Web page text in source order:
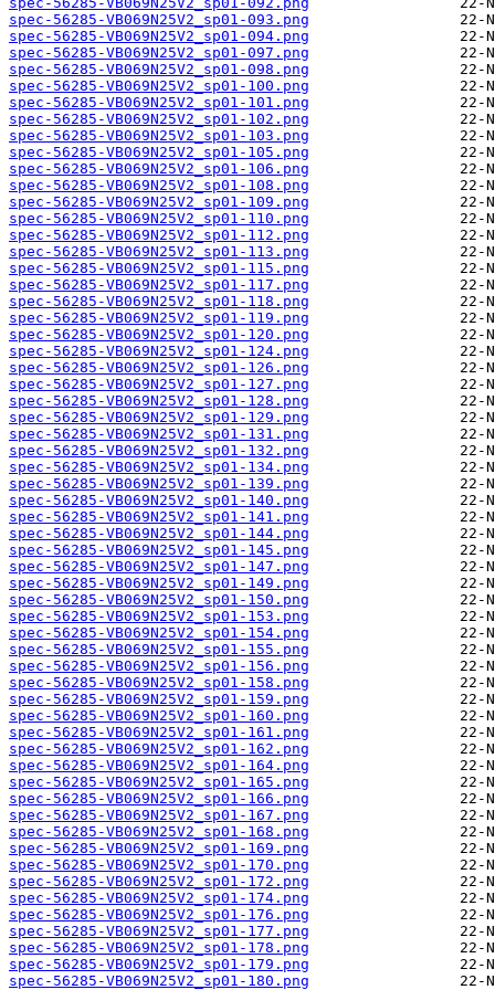
spec-56285-VB069N25V2_sp01-093.png
spec-56285-VB069N25V2_sp01-094.png
spec-56285-VB069N25V2_sp01-097.png
spec-56285-VB069N25V2_sp01-098.png
spec-56285-VB069N25V2_sp01-100.png
spec-56285-VB069N25V2_sp01-101.png
spec-56285-VB069N25V2_sp01-102.png
spec-56285-VB069N25V2_sp01-103.png
spec-56285-VB069N25V2_sp01-105.png
spec-56285-VB069N25V2_sp01-106.png
spec-56285-VB069N25V2_sp01-108.png
spec-56285-VB069N25V2_sp01-109.png
spec-56285-VB069N25V2_sp01-110.png
spec-56285-VB069N25V2_sp01-112.png
spec-56285-VB069N25V2_sp01-113.png
spec-56285-VB069N25V2_sp01-115.png
spec-56285-VB069N25V2_sp01-117.png
spec-56285-VB069N25V2_sp01-118.png
spec-56285-VB069N25V2_sp01-119.png
spec-56285-VB069N25V2_sp01-120.png
spec-56285-VB069N25V2_sp01-124.png
spec-56285-VB069N25V2_sp01-126.png
spec-56285-VB069N25V2_sp01-127.png
spec-56285-VB069N25V2_sp01-128.png
spec-56285-VB069N25V2_sp01-129.png
spec-56285-VB069N25V2_sp01-131.png
spec-56285-VB069N25V2_sp01-132.png
spec-56285-VB069N25V2_sp01-134.png
spec-56285-VB069N25V2_sp01-139.png
spec-56285-VB069N25V2_sp01-140.png
spec-56285-VB069N25V2_sp01-141.png
spec-56285-VB069N25V2_sp01-144.png
spec-56285-VB069N25V2_sp01-145.png
spec-56285-VB069N25V2_sp01-147.png
spec-56285-VB069N25V2_sp01-149.png
spec-56285-VB069N25V2_sp01-150.png
spec-56285-VB069N25V2_sp01-153.png
spec-56285-VB069N25V2_sp01-154.png
spec-56285-VB069N25V2_sp01-155.png
spec-56285-VB069N25V2_sp01-156.png
spec-56285-VB069N25V2_sp01-158.png
spec-56285-VB069N25V2_sp01-159.png
spec-56285-VB069N25V2_sp01-160.png
spec-56285-VB069N25V2_sp01-161.png
spec-56285-VB069N25V2_sp01-162.png
spec-56285-VB069N25V2_sp01-164.png
spec-56285-VB069N25V2_sp01-165.png
spec-56285-VB069N25V2_sp01-166.png
spec-56285-VB069N25V2_sp01-167.png
spec-56285-VB069N25V2_sp01-168.png
spec-56285-VB069N25V2_sp01-169.png
spec-56285-VB069N25V2_sp01-170.png
spec-56285-VB069N25V2_sp01-172.png
spec-56285-VB069N25V2_sp01-174.png
spec-56285-VB069N25V2_sp01-176.png
spec-56285-VB069N25V2_sp01-177.png
spec-56285-VB069N25V2_sp01-178.png
spec-56285-VB069N25V2_sp01-179.png
spec-56285-VB069N25V2_sp01-180.png